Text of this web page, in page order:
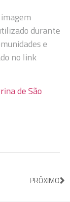
durante
e
no link
de São
PRÓXIMO